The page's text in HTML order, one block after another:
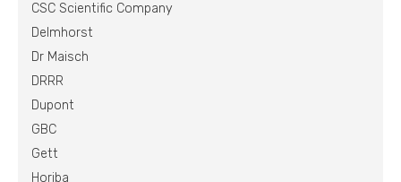
CSC Scientific Company
Delmhorst
Dr Maisch
DRRR
Dupont
GBC
Gett
Horiba